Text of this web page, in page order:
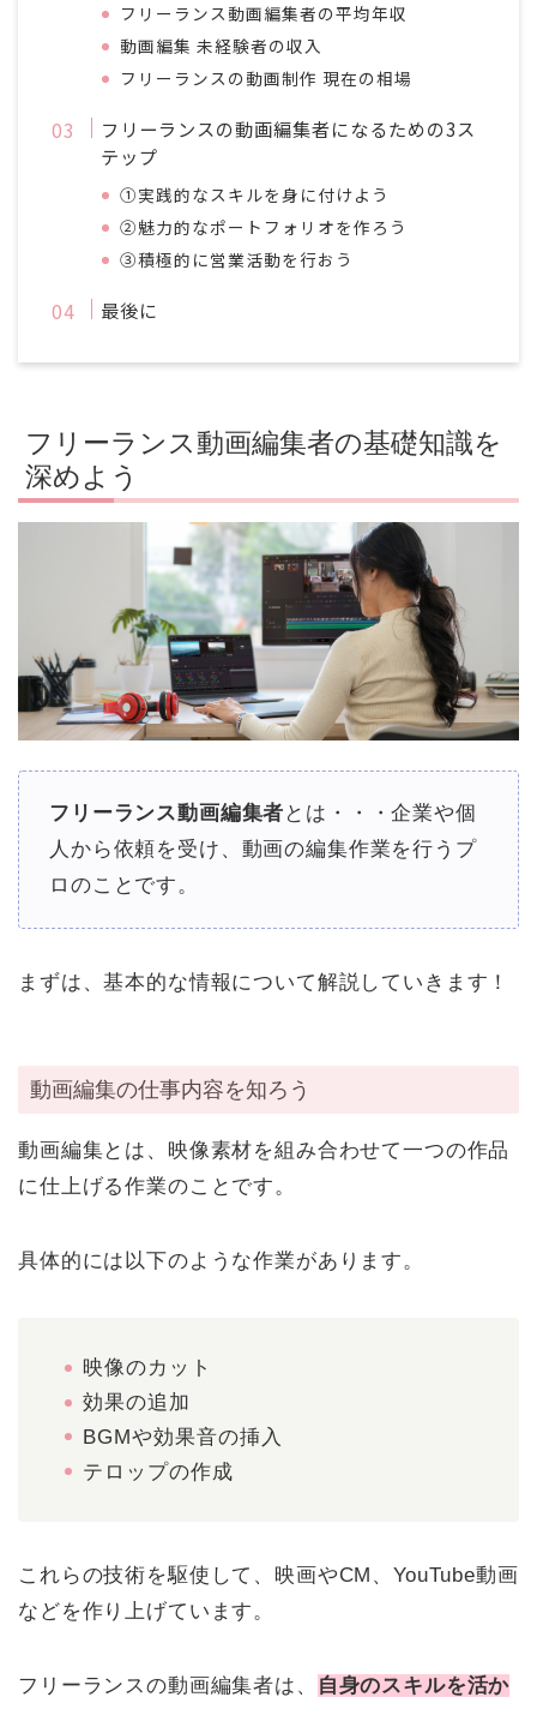
フリーランス動画編集者の平均年収
動画編集 未経験者の収入
フリーランスの動画制作 現在の相場
フリーランスの動画編集者になるための3ス
テップ
①実践的なスキルを身に付けよう
②魅力的なポートフォリオを作ろう
③積極的に営業活動を行おう
最後に
フリーランス動画編集者の基礎知識を
深めよう
フリーランス動画編集者 とは・・・企業や個
人から依頼を受け、動画の編集作業を行うプ
ロのことです。
まずは、基本的な情報について解説していきます！
動画編集の仕事内容を知ろう
動画編集とは、映像素材を組み合わせて一つの作品
に仕上げる作業のことです。
具体的には以下のような作業があります。
映像のカット
効果の追加
BGMや効果音の挿入
テロップの作成
これらの技術を駆使して、映画やCM、YouTube動画
などを作り上げています。
フリーランスの動画編集者は、 自身のスキルを活か